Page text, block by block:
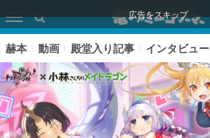
広告をスキップ
赫本 動画 殿堂入り記事 インタビュー